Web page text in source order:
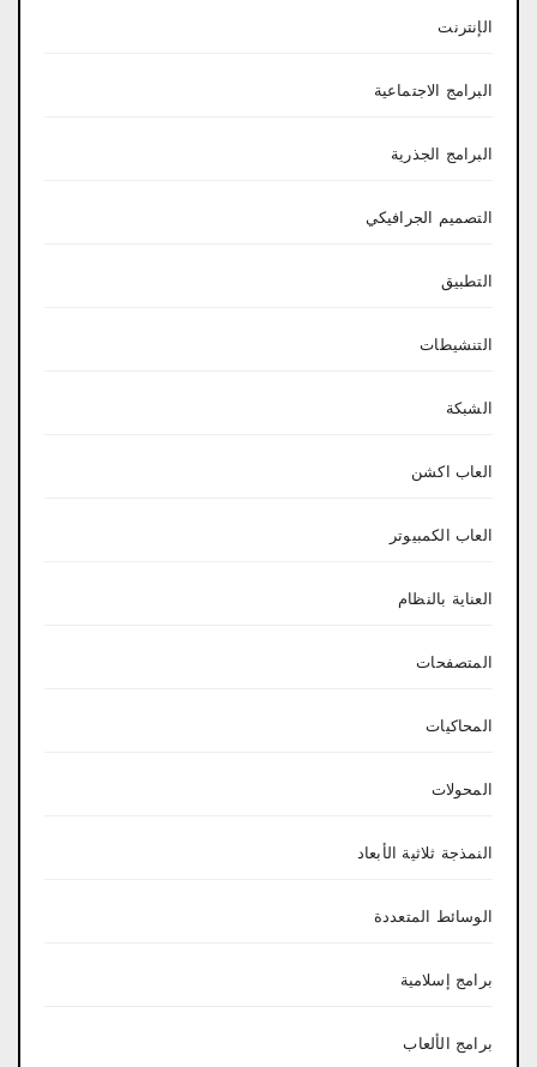
الإنترنت
البرامج الاجتماعية
البرامج الجذرية
التصميم الجرافيكي
التطبيق
التنشيطات
الشبكة
العاب اكشن
العاب الكمبيوتر
العناية بالنظام
المتصفحات
المحاكيات
المحولات
النمذجة ثلاثية الأبعاد
الوسائط المتعددة
برامج إسلامية
برامج الألعاب